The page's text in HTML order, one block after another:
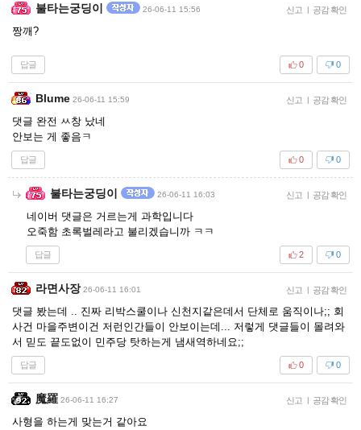
불타는궁딩이 26-06-11 15:56 신고 | 공감 확인
짱깨?
답글 0
0
Blume 26-06-11 15:59 신고 | 공감 확인
댓글 완전 ㅆ창 났네
안보는 게 좋음ㅋ
답글 0
0
불타는궁딩이 26-06-11 16:03 신고 | 공감 확인
네이버 댓글은 거르는게 과학입니다
오죽함 초록벌레라고 불리겠습니까 ㅋㅋ
답글 0
2
라면사장 26-06-11 16:01 신고 | 공감 확인
댓글 봤는데 .. 진짜 리박스쿨이나 신천지같은데서 단체로 움직이나;; 회
사건 마을주변이건 저런인간들이 안보이는데... 저렇게 댓글들이 몰려와
서 믿도 끝도없이 민주당 탓하는게 냄새역하네요;;
답글 0
0
魔羅 26-06-11 16:27 신고 | 공감 확인
사형을 하는게 맞는거 같아요